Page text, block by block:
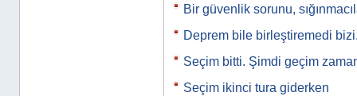
Bir güvenlik sorunu,
Deprem bile birleştiremedi
Seçim bitti. Şimdi geçim
Seçim ikinci tura giderken